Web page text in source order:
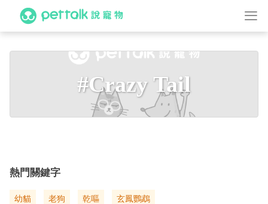
#Crazy Tail
熱門關鍵字
幼貓 老狗 乾嘔 玄鳳鸚鵡